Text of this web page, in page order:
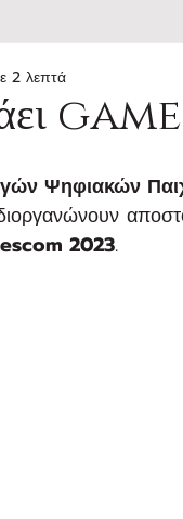
2 λεπτά
Ψηφιακών
2023.